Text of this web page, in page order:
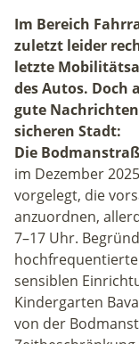
Im Bereich
zuletzt leider
letzte
des Autos. Doch
gute
sicheren Stadt:
Die
im Dezember
vorgelegt, die
anzuordnen,
7–17 Uhr.
sensiblen
Kindergarten
von der